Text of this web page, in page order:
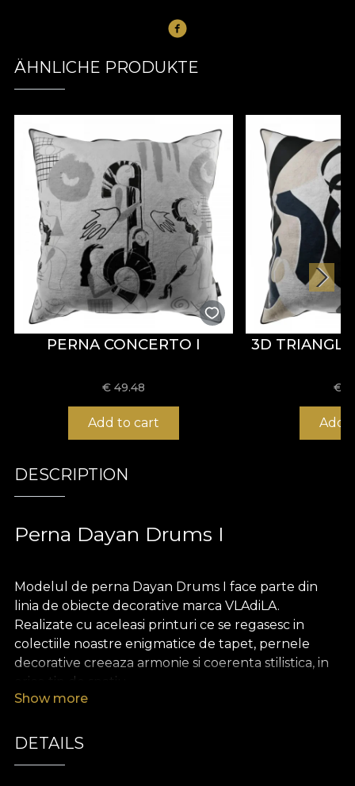
ÄHNLICHE PRODUKTE
PERNA CONCERTO I
€49.48
Add to cart
3D
€
Add
DESCRIPTION
Perna Dayan Drums I
Modelul de perna Dayan Drums I face parte din
linia de obiecte decorative marca VLAdiLA.
Realizate cu aceleasi printuri ce se regasesc in
colectiile noastre enigmatice de tapet, pernele
decorative creeaza armonie si coerenta stilistica, in
orice tip de spatiu.
bogat si pretios, extrem de placut la atingere.
Show more
DETAILS